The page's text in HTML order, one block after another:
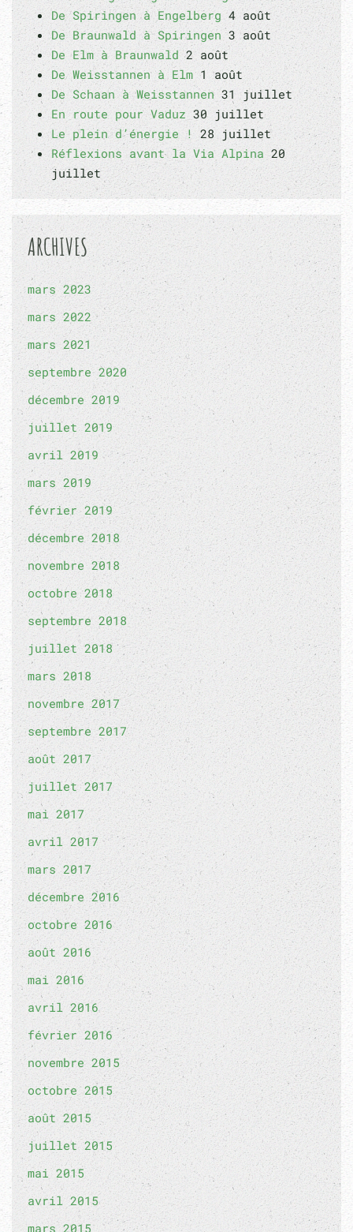
De Spiringen à Engelberg 4 août
De Braunwald à Spiringen 3 août
De Elm à Braunwald 2 août
De Weisstannen à Elm 1 août
De Schaan à Weisstannen 31 juillet
En route pour Vaduz 30 juillet
Le plein d’énergie ! 28 juillet
Réflexions avant la Via Alpina 20
juillet
ARCHIVES
mars 2023
mars 2022
mars 2021
septembre 2020
décembre 2019
juillet 2019
avril 2019
mars 2019
février 2019
décembre 2018
novembre 2018
octobre 2018
septembre 2018
juillet 2018
mars 2018
novembre 2017
septembre 2017
août 2017
juillet 2017
mai 2017
avril 2017
mars 2017
décembre 2016
octobre 2016
août 2016
mai 2016
avril 2016
février 2016
novembre 2015
octobre 2015
août 2015
juillet 2015
mai 2015
avril 2015
mars 2015